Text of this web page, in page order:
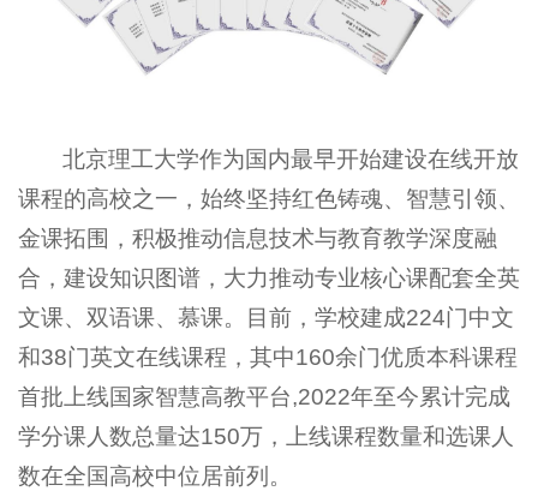
北京理工大学作为国内最早开始建设在线开放
课程的高校之一，始终坚持红色铸魂、智慧引领、
金课拓围，积极推动信息技术与教育教学深度融
合，建设知识图谱，大力推动专业核心课配套全英
文课、双语课、慕课。目前，学校建成224门中文
和38门英文在线课程，其中160余门优质本科课程
首批上线国家智慧高教平台,2022年至今累计完成
学分课人数总量达150万，上线课程数量和选课人
数在全国高校中位居前列。